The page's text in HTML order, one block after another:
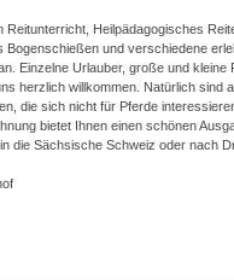
Reitunterricht, Heilpädagogisches
Bogenschießen und verschiedene
Einzelne Urlauber, große und kleine
herzlich willkommen. Natürlich sind
die sich nicht für Pferde
bietet Ihnen einen schönen
die Sächsische Schweiz oder nach